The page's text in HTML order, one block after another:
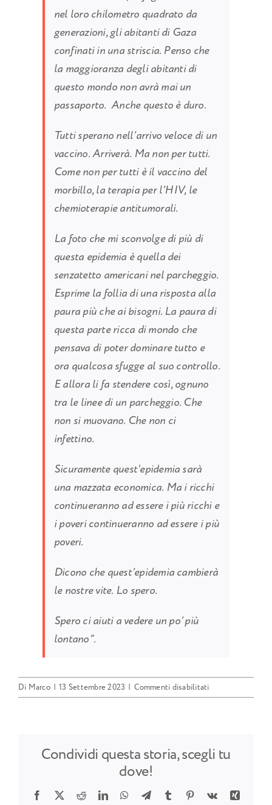
nel loro chilometro quadrato da
generazioni, gli abitanti di Gaza
confinati in una striscia. Penso che
la maggioranza degli abitanti di
questo mondo non avrà mai un
passaporto. Anche questo è duro.
Tutti sperano nell’arrivo veloce di un
vaccino. Arriverà. Ma non per tutti.
Come non per tutti è il vaccino del
morbillo, la terapia per l’HIV, le
chemioterapie antitumorali.
La foto che mi sconvolge di più di
questa epidemia è quella dei
senzatetto americani nel parcheggio.
Esprime la follia di una risposta alla
paura più che ai bisogni. La paura di
questa parte ricca di mondo che
pensava di poter dominare tutto e
ora qualcosa sfugge al suo controllo.
E allora li fa stendere così, ognuno
tra le linee di un parcheggio. Che
non si muovano. Che non ci
infettino.
Sicuramente quest’epidemia sarà
una mazzata economica. Ma i ricchi
continueranno ad essere i più ricchi e
i poveri continueranno ad essere i più
poveri.
Dicono che quest’epidemia cambierà
le nostre vite. Lo spero.
Spero ci aiuti a vedere un po’ più
lontano”.
Di Marco | 13 Settembre 2023 | Commenti disabilitatisu
Qualche
epidemia…
Condividi questa storia, scegli tu
dove!
Facebook
X RedditLinkedInWhatsApp
TelegramTumblr Pinterest
Vk
Xing